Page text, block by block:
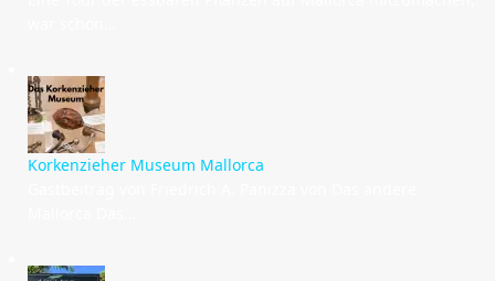
Korkenzieher Museum Mallorca